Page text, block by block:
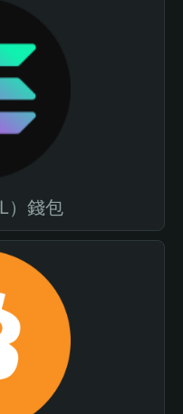
）錢包